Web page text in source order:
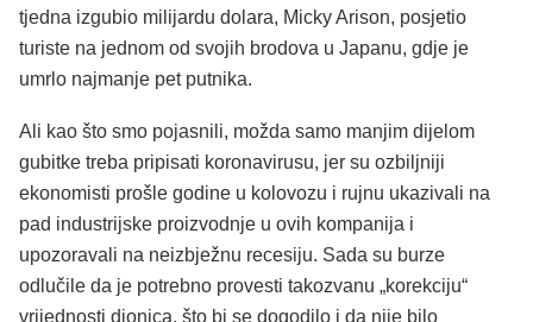
tjedna izgubio milijardu dolara, Micky Arison, posjetio
turiste na jednom od svojih brodova u Japanu, gdje je
umrlo najmanje pet putnika.
Ali kao što smo pojasnili, možda samo manjim dijelom
gubitke treba pripisati koronavirusu, jer su ozbiljniji
ekonomisti prošle godine u kolovozu i rujnu ukazivali na
pad industrijske proizvodnje u ovih kompanija i
upozoravali na neizbježnu recesiju. Sada su burze
odlučile da je potrebno provesti takozvanu „korekciju“
vrijednosti dionica, što bi se dogodilo i da nije bilo